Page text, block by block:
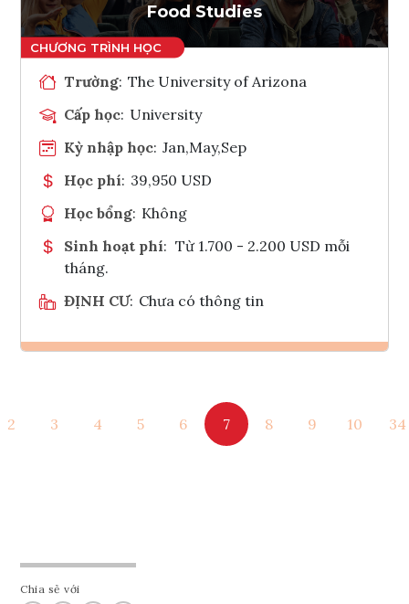
Food Studies
Trường: The University of Arizona
Cấp học: University
Kỳ nhập học: Jan,May,Sep
Học phí: 39,950 USD
Học bổng: Không
Sinh hoạt phí: Từ 1.700 - 2.200 USD mỗi
tháng.
ĐỊNH CƯ: Chưa có thông tin
Tham vấn Interlink
2 3 4 5 6 7 8 9 10 34
Chia sẻ với